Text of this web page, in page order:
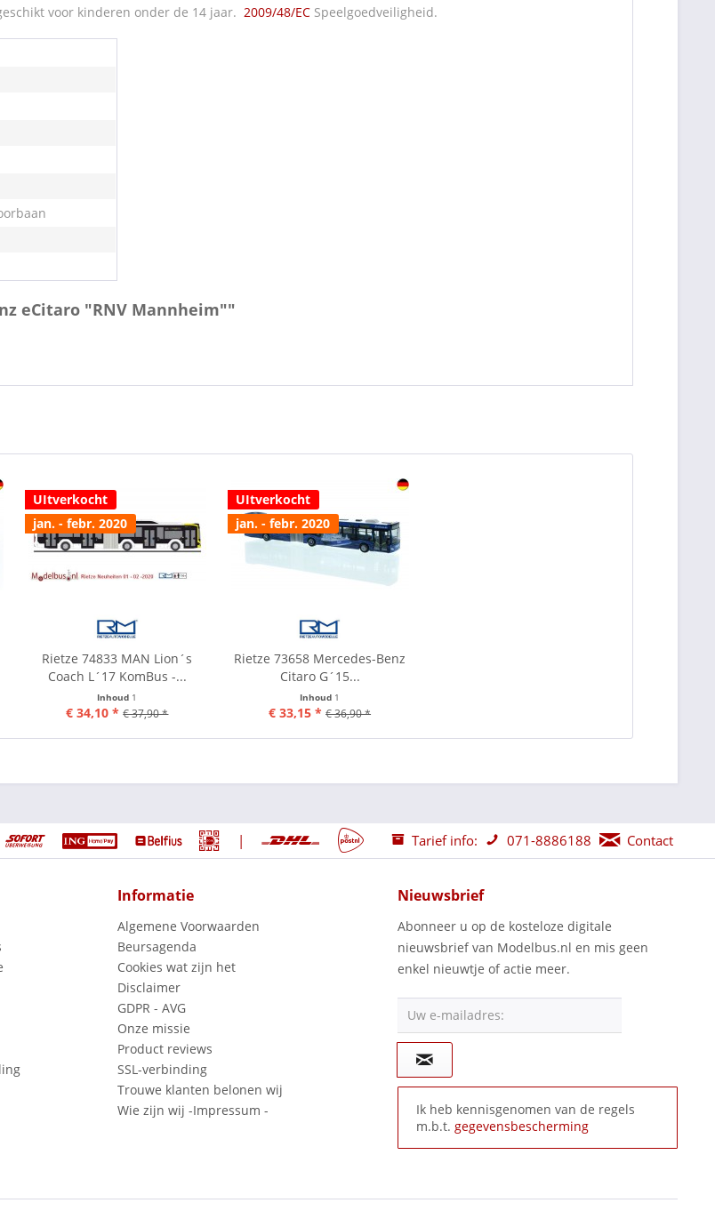
voor kinderen onder de 14 jaar. 2009/48/EC Speelgoedveiligheid.
eCitaro "RNV Mannheim""
UItverkocht
jan. - febr. 2020
Rietze 74833 MAN Lion´s
Coach L´17 KomBus -...
Inhoud 1
€ 34,10 * € 37,90 *
UItverkocht
jan. - febr. 2020
Rietze 73658 Mercedes-Benz
Citaro G´15...
Inhoud 1
€ 33,15 * € 36,90 *
| Tarief info: 071-8886188 Contact
Informatie
Algemene Voorwaarden
Beursagenda
Cookies wat zijn het
Disclaimer
GDPR - AVG
Onze missie
Product reviews
SSL-verbinding
Trouwe klanten belonen wij
Wie zijn wij -Impressum -
Nieuwsbrief
Abonneer u op de kosteloze digitale
nieuwsbrief van Modelbus.nl en mis geen
enkel nieuwtje of actie meer.
Uw e-mailadres:
Ik heb kennisgenomen van de regels
m.b.t. gegevensbescherming